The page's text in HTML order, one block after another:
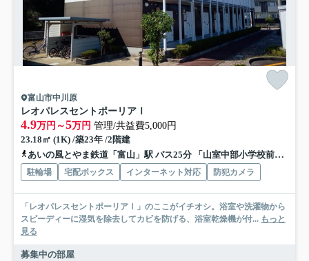
富山市中川原
レオパレスセントポーリアⅠ
4.9万円～5万円 管理/共益費5,000円
23.18㎡ (1K) /築23年 /2階建
あいの風とやま鉄道「富山」駅 バス25分 「山室中部小学校前」 停歩2分
駐輪場 宅配ボックス インターネット対応 防犯カメラ
「レオパレスセントポーリアⅠ」のここがイチオシ。浴室や洗濯物から
スピーディーに湿気を除去してカビを防げる、浴室乾燥機が付... もっと
見る
募集中の部屋